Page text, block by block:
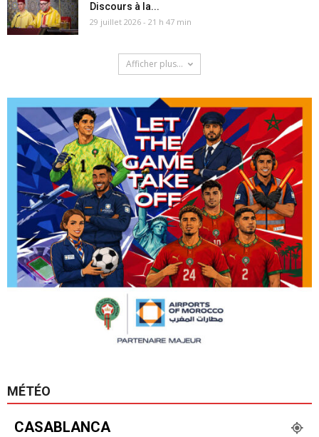
Discours à la...
29 juillet 2026 - 21 h 47 min
Afficher plus...
MÉTÉO
CASABLANCA